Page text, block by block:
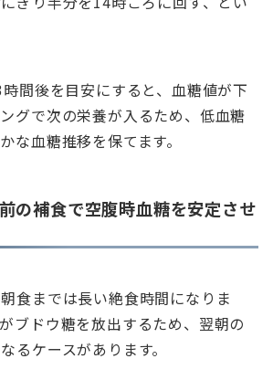
間後を目安にすると、血糖値が下
グで次の栄養が入るため、低血糖
な血糖推移を保てます。
の補食で空腹時血糖を安定させ
食までは長い絶食時間になりま
ブドウ糖を放出するため、翌朝の
るケースがあります。